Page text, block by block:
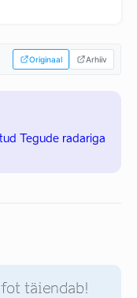
Originaal Arhiiv
Tegude radariga
täiendab!